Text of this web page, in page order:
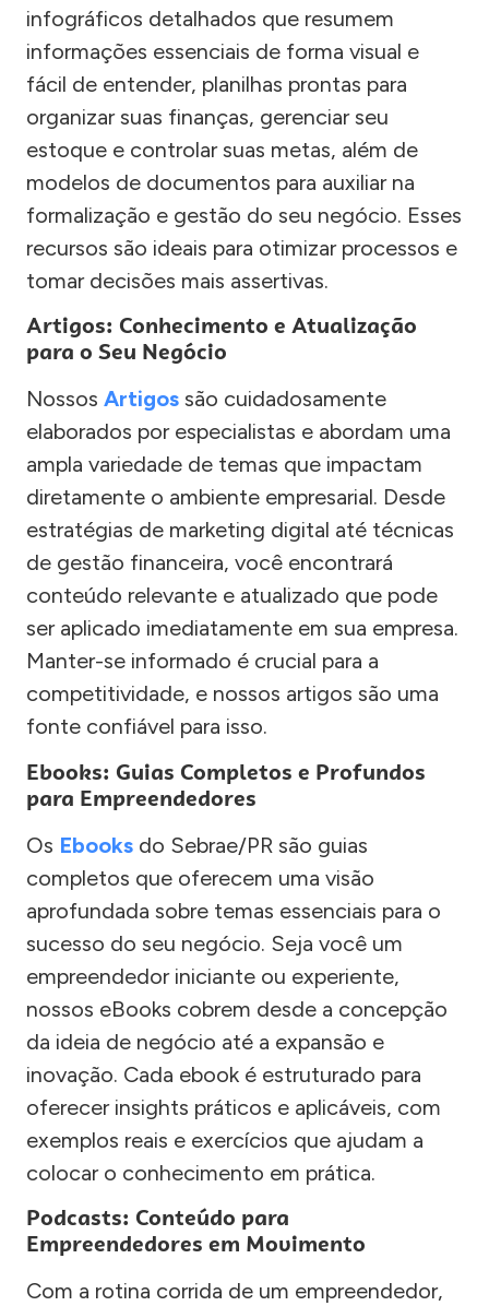
infográficos detalhados que resumem
informações essenciais de forma visual e
fácil de entender, planilhas prontas para
organizar suas finanças, gerenciar seu
estoque e controlar suas metas, além de
modelos de documentos para auxiliar na
formalização e gestão do seu negócio. Esses
recursos são ideais para otimizar processos e
tomar decisões mais assertivas.
Artigos: Conhecimento e Atualização
para o Seu Negócio
Nossos Artigos são cuidadosamente
elaborados por especialistas e abordam uma
ampla variedade de temas que impactam
diretamente o ambiente empresarial. Desde
estratégias de marketing digital até técnicas
de gestão financeira, você encontrará
conteúdo relevante e atualizado que pode
ser aplicado imediatamente em sua empresa.
Manter-se informado é crucial para a
competitividade, e nossos artigos são uma
fonte confiável para isso.
Ebooks: Guias Completos e Profundos
para Empreendedores
Os Ebooks do Sebrae/PR são guias
completos que oferecem uma visão
aprofundada sobre temas essenciais para o
sucesso do seu negócio. Seja você um
empreendedor iniciante ou experiente,
nossos eBooks cobrem desde a concepção
da ideia de negócio até a expansão e
inovação. Cada ebook é estruturado para
oferecer insights práticos e aplicáveis, com
exemplos reais e exercícios que ajudam a
colocar o conhecimento em prática.
Podcasts: Conteúdo para
Empreendedores em Movimento
Com a rotina corrida de um empreendedor,